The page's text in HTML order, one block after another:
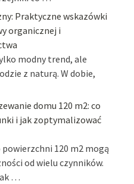
Praktyczne wskazówki
organicznej i
modny trend, ale
z naturą. W dobie,
domu 120 m2: co
i jak zoptymalizować
120 m2 mogą
od wielu czynników.
…